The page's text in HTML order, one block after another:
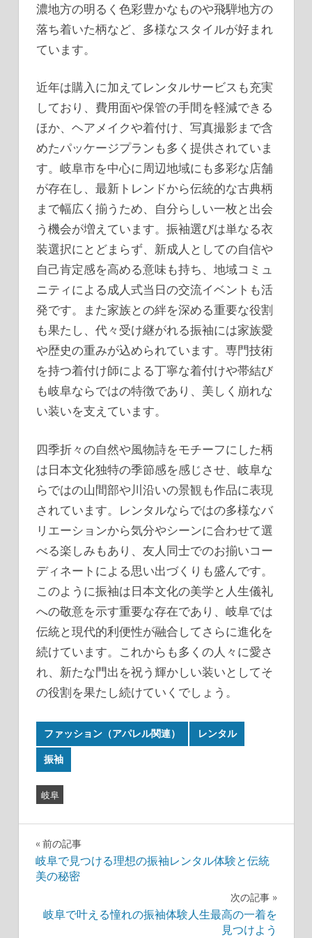
濃地方の明るく色彩豊かなものや飛騨地方の
落ち着いた柄など、多様なスタイルが好まれ
ています。
近年は購入に加えてレンタルサービスも充実
しており、費用面や保管の手間を軽減できる
ほか、ヘアメイクや着付け、写真撮影まで含
めたパッケージプランも多く提供されていま
す。岐阜市を中心に周辺地域にも多彩な店舗
が存在し、最新トレンドから伝統的な古典柄
まで幅広く揃うため、自分らしい一枚と出会
う機会が増えています。振袖選びは単なる衣
装選択にとどまらず、新成人としての自信や
自己肯定感を高める意味も持ち、地域コミュ
ニティによる成人式当日の交流イベントも活
発です。また家族との絆を深める重要な役割
も果たし、代々受け継がれる振袖には家族愛
や歴史の重みが込められています。専門技術
を持つ着付け師による丁寧な着付けや帯結び
も岐阜ならではの特徴であり、美しく崩れな
い装いを支えています。
四季折々の自然や風物詩をモチーフにした柄
は日本文化独特の季節感を感じさせ、岐阜な
らではの山間部や川沿いの景観も作品に表現
されています。レンタルならではの多様なバ
リエーションから気分やシーンに合わせて選
べる楽しみもあり、友人同士でのお揃いコー
ディネートによる思い出づくりも盛んです。
このように振袖は日本文化の美学と人生儀礼
への敬意を示す重要な存在であり、岐阜では
伝統と現代的利便性が融合してさらに進化を
続けています。これからも多くの人々に愛さ
れ、新たな門出を祝う輝かしい装いとしてそ
の役割を果たし続けていくでしょう。
ファッション（アパレル関連） レンタル
振袖
岐阜
投
稿
前の記事
岐阜で見つける理想の振袖レンタル体験と伝統
美の秘密
次の記事
岐阜で叶える憧れの振袖体験人生最高の一着を
見つけよう